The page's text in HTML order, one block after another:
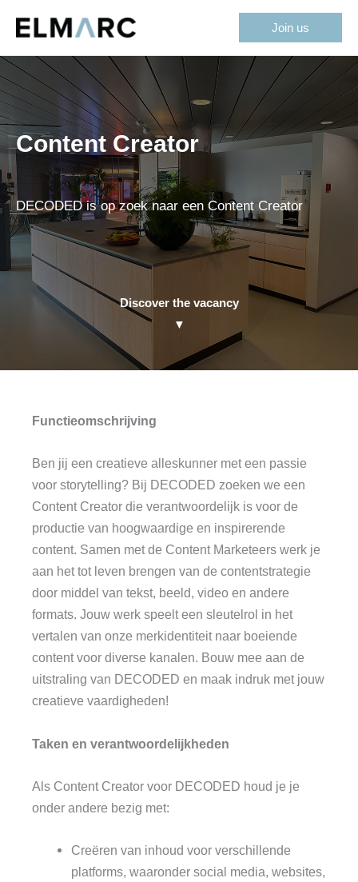
naar
de
inhoud
Join us
Content Creator
DECODED is op zoek naar een Content Creator
Discover the vacancy
▼
Functieomschrijving
Ben jij een creatieve alleskunner met een passie
voor storytelling? Bij DECODED zoeken we een
Content Creator die verantwoordelijk is voor de
productie van hoogwaardige en inspirerende
content. Samen met de Content Marketeers werk je
aan het tot leven brengen van de contentstrategie
door middel van tekst, beeld, video en andere
formats. Jouw werk speelt een sleutelrol in het
vertalen van onze merkidentiteit naar boeiende
content voor diverse kanalen. Bouw mee aan de
uitstraling van DECODED en maak indruk met jouw
creatieve vaardigheden!
Taken en verantwoordelijkheden
Als Content Creator voor DECODED houd je je
onder andere bezig met:
Creëren van inhoud voor verschillende
platforms, waaronder social media, websites,